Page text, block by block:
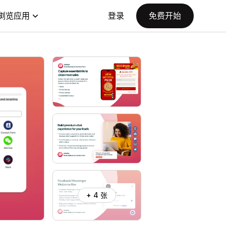
览应用 登录 免费开始
+ 4 张